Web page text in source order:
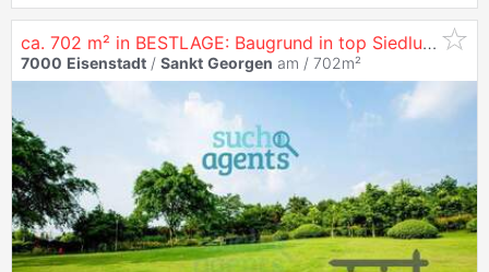
ca. 702 m² in BESTLAGE: Baugrund in top Siedlungslage mit Fernblick und Zentrumsnähe
7000 Eisenstadt / Sankt Georgen am / 702m²